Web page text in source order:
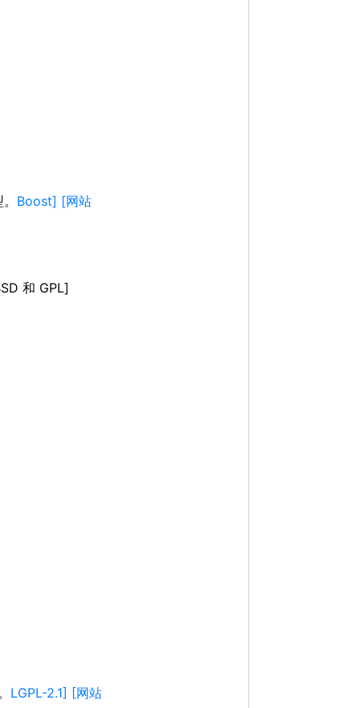
Boost] [网站
和 GPL]
LGPL-2.1] [网站